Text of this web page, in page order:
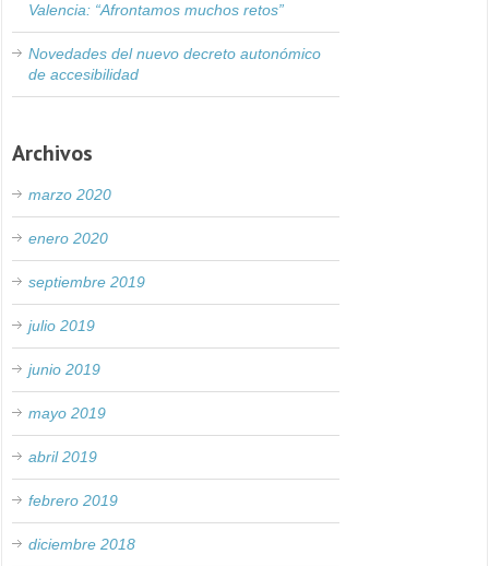
Valencia: “Afrontamos muchos retos”
Novedades del nuevo decreto autonómico
de accesibilidad
Archivos
marzo 2020
enero 2020
septiembre 2019
julio 2019
junio 2019
mayo 2019
abril 2019
febrero 2019
diciembre 2018